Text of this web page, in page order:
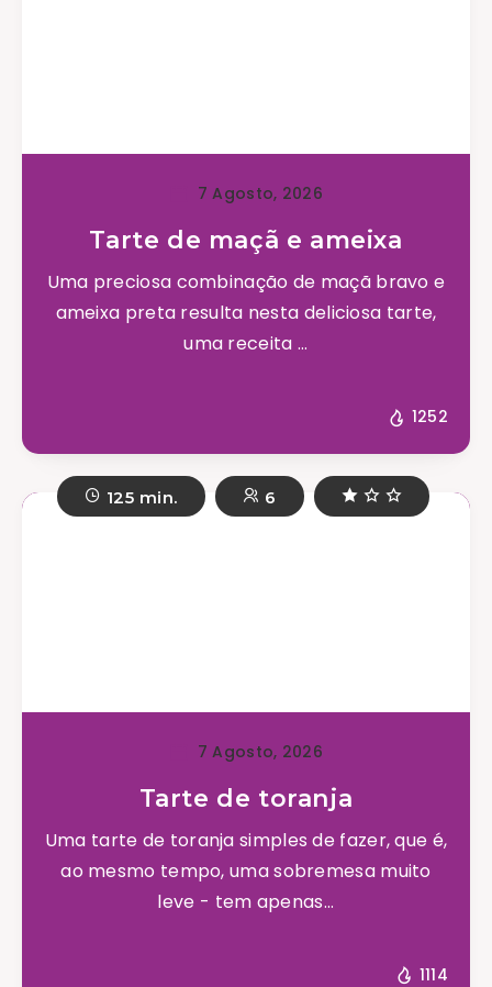
7 Agosto, 2026
Tarte de maçã e ameixa
Uma preciosa combinação de maçã bravo e
ameixa preta resulta nesta deliciosa tarte,
uma receita ...
1252
125 min. 6
7 Agosto, 2026
Tarte de toranja
Uma tarte de toranja simples de fazer, que é,
ao mesmo tempo, uma sobremesa muito
leve - tem apenas...
1114